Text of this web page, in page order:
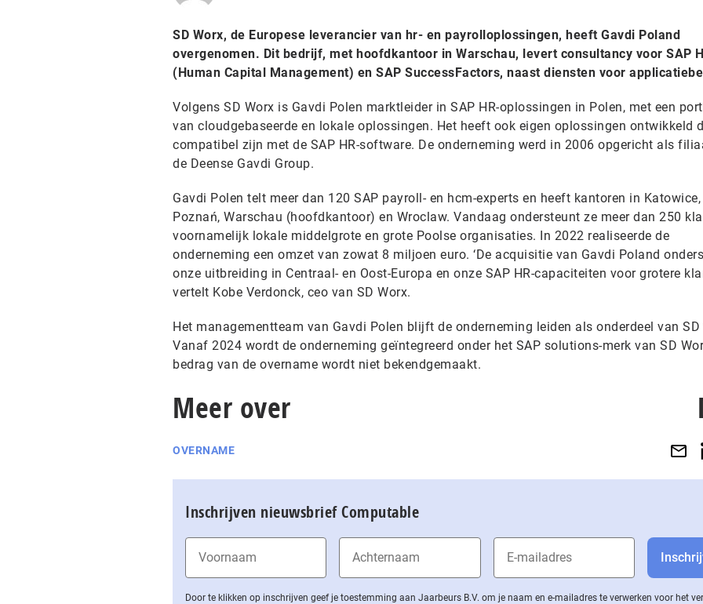
SD Worx, de Europese leverancier van hr- en payrolloplossingen, heeft Gavdi Poland
overgenomen. Dit bedrijf, met hoofdkantoor in Warschau, levert consultancy voor SAP
(Human Capital Management) en SAP SuccessFactors, naast diensten voor
Volgens SD Worx is Gavdi Polen marktleider in SAP HR-oplossingen in Polen, met een
van cloudgebaseerde en lokale oplossingen. Het heeft ook eigen oplossingen ontwikkeld
compatibel zijn met de SAP HR-software. De onderneming werd in 2006 opgericht als
de Deense Gavdi Group.
Gavdi Polen telt meer dan 120 SAP payroll- en hcm-experts en heeft kantoren in Katowice,
Poznań, Warschau (hoofdkantoor) en Wroclaw. Vandaag ondersteunt ze meer dan 250
voornamelijk lokale middelgrote en grote Poolse organisaties. In 2022 realiseerde de
onderneming een omzet van zowat 8 miljoen euro. ‘De acquisitie van Gavdi Poland
onze uitbreiding in Centraal- en Oost-Europa en onze SAP HR-capaciteiten voor grotere
vertelt Kobe Verdonck, ceo van SD Worx.
Het managementteam van Gavdi Polen blijft de onderneming leiden als onderdeel van SD
Vanaf 2024 wordt de onderneming geïntegreerd onder het SAP solutions-merk van SD
bedrag van de overname wordt niet bekendgemaakt.
Meer over
OVERNAME
Inschrijven nieuwsbrief Computable
Door te klikken op inschrijven geef je toestemming aan Jaarbeurs B.V. om je naam en e-mailadres te verwerken voor het